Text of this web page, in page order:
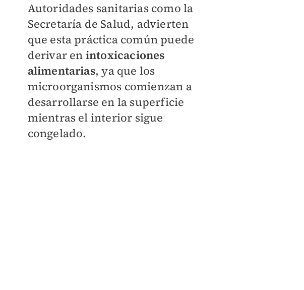
Autoridades sanitarias como la
Secretaría de Salud, advierten
que esta práctica común puede
derivar en intoxicaciones
alimentarias, ya que los
microorganismos comienzan a
desarrollarse en la superficie
mientras el interior sigue
congelado.